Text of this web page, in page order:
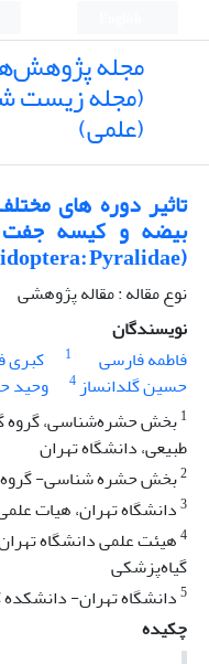
مجله
(مجله زیست
(علمی)
تاثیر دوره های
Pyralidae)
نوع مقاله : مقاله پژوهشی
نویسندگان
فاطمه فارسی
1 کبری
حسین گلدانساز4 وحید
1بخش حشره‌شناسی، گروه
طبیعی، دانشگاه تهران
2بخش حشره شناسی- گروه
3دانشگاه تهران، هیات
4هیئت علمی دانشگاه
گیاه‌پزشکی
5دانشگاه تهران-
چکیده